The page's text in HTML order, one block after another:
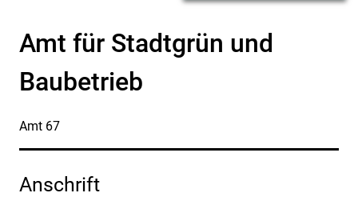
Amt für Stadtgrün und
Baubetrieb
Kurzbezeichnung
Amt 67
Anschrift